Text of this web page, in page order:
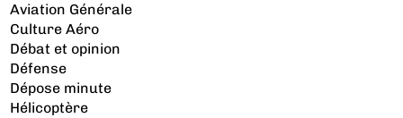
Aviation Générale
Culture Aéro
Débat et opinion
Défense
Dépose minute
Hélicoptère